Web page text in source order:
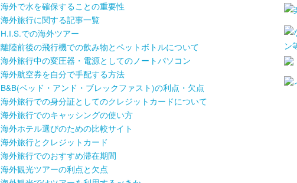
海外で水を確保することの重要性
海外旅行に関する記事一覧
H.I.S.での海外ツアー
離陸前後の飛行機での飲み物とペットボトルについて
海外旅行中の変圧器・電源としてのノートパソコン
海外航空券を自分で手配する方法
B&B(ベッド・アンド・ブレックファスト)の利点・欠点
海外旅行での身分証としてのクレジットカードについて
海外旅行でのキャッシングの使い方
海外ホテル選びのための比較サイト
海外旅行とクレジットカード
海外旅行でのおすすめ滞在期間
海外観光ツアーの利点と欠点